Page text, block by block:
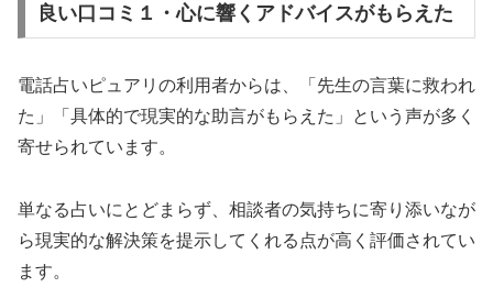
良い口コミ１・心に響くアドバイスがもらえた
電話占いピュアリの利用者からは、「先生の言葉に救われ
た」「具体的で現実的な助言がもらえた」という声が多く
寄せられています。
単なる占いにとどまらず、相談者の気持ちに寄り添いなが
ら現実的な解決策を提示してくれる点が高く評価されてい
ます。